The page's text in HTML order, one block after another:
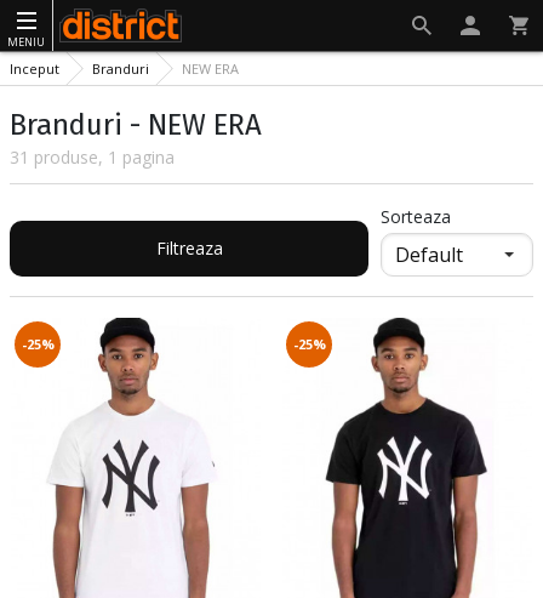
MENIU
Inceput Branduri NEW ERA
Branduri - NEW ERA
31 produse, 1 pagina
Filtreaza
Sorteaza
-25% -25%